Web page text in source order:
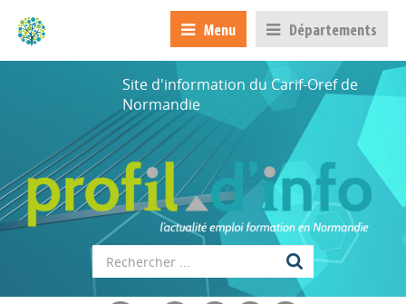
Menu Départements
Site d'information du Carif-Oref de
Normandie